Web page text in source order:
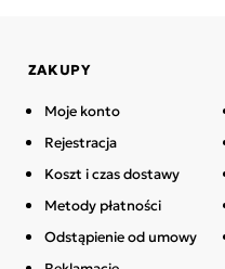
ZAKUPY
Moje konto
Rejestracja
Koszt i czas dostawy
Metody płatności
Odstąpienie od umowy